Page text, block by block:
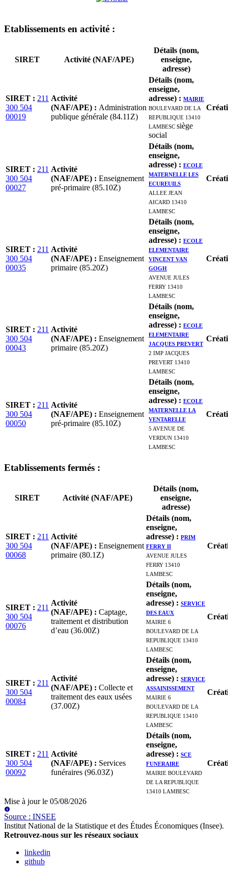
Etablissements en activité :
SIRET Activité (NAF/APE)
Détails (nom,
enseigne,
adresse)
SIRET : 211
300 504
00019
Activité
(NAF/APE) : Administration
publique générale (84.11Z)
Détails (nom,
enseigne,
adresse) : MAIRIE
BOULEVARD DE LA
REPUBLIQUE 13410
LAMBESCsiège
social
SIRET : 211
300 504
00027
Activité
(NAF/APE) : Enseignement
pré-primaire (85.10Z)
Détails (nom,
enseigne,
adresse) : ECOLE
MATERNELLE LES
ECUREUILS
ALLEE JEAN
AICARD 13410
LAMBESC
SIRET : 211
300 504
00035
Activité
(NAF/APE) : Enseignement
primaire (85.20Z)
Détails (nom,
enseigne,
adresse) : ECOLE
ELEMENTAIRE
VINCENT VAN
GOGH
AVENUE JULES
FERRY 13410
LAMBESC
SIRET : 211
300 504
00043
Activité
(NAF/APE) : Enseignement
primaire (85.20Z)
Détails (nom,
enseigne,
adresse) : ECOLE
ELEMENTAIRE
JACQUES PREVERT
2 IMP JACQUES
PREVERT 13410
LAMBESC
SIRET : 211
300 504
00050
Activité
(NAF/APE) : Enseignement
pré-primaire (85.10Z)
Détails (nom,
enseigne,
adresse) : ECOLE
MATERNELLE LA
VENTARELLE
5 AVENUE DE
VERDUN 13410
LAMBESC
Etablissements fermés :
SIRET Activité (NAF/APE)
Détails (nom,
enseigne,
adresse)
SIRET : 211
300 504
00068
Activité
(NAF/APE) : Enseignement
primaire (80.1Z)
Détails (nom,
enseigne,
adresse) : PRIM
FERRY II
AVENUE JULES
FERRY 13410
LAMBESC
SIRET : 211
300 504
00076
Activité
(NAF/APE) : Captage,
traitement et distribution
d’eau (36.00Z)
Détails (nom,
enseigne,
adresse) : SERVICE
DES EAUX
MAIRIE 6
BOULEVARD DE LA
REPUBLIQUE 13410
LAMBESC
SIRET : 211
300 504
00084
Activité
(NAF/APE) : Collecte et
traitement des eaux usées
(37.00Z)
Détails (nom,
enseigne,
adresse) : SERVICE
ASSAINISSEMENT
MAIRIE 6
BOULEVARD DE LA
REPUBLIQUE 13410
LAMBESC
SIRET : 211
300 504
00092
Activité
(NAF/APE) : Services
funéraires (96.03Z)
Détails (nom,
enseigne,
adresse) : SCE
FUNERAIRE
MAIRIE BOULEVARD
DE LA REPUBLIQUE
13410 LAMBESC
Mise à jour le 05/08/2026
Source : INSEE
Institut National de la Statistique et des Études Économiques (Insee).
Retrouvez-nous sur les réseaux sociaux
linkedin
github